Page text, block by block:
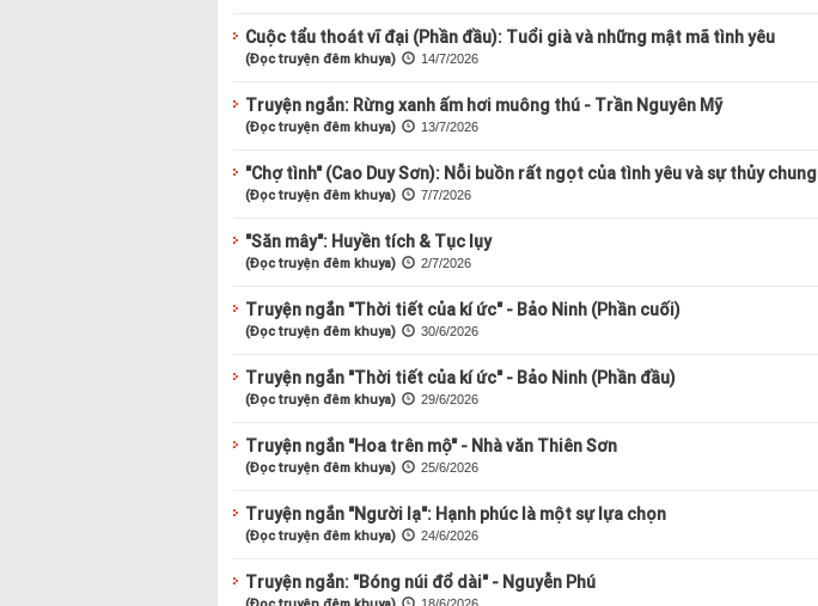
Cuộc tẩu thoát vĩ đại (Phần đầu): Tuổi già và những mật mã tình yêu
(Đọc truyện đêm khuya) 14/7/2026
Truyện ngắn: Rừng xanh ấm hơi muông thú - Trần Nguyên Mỹ
(Đọc truyện đêm khuya) 13/7/2026
"Chợ tình" (Cao Duy Sơn): Nỗi buồn rất ngọt của tình yêu và sự thủy chung
(Đọc truyện đêm khuya) 7/7/2026
"Săn mây": Huyền tích & Tục lụy
(Đọc truyện đêm khuya) 2/7/2026
Truyện ngắn "Thời tiết của kí ức" - Bảo Ninh (Phần cuối)
(Đọc truyện đêm khuya) 30/6/2026
Truyện ngắn "Thời tiết của kí ức" - Bảo Ninh (Phần đầu)
(Đọc truyện đêm khuya) 29/6/2026
Truyện ngắn "Hoa trên mộ" - Nhà văn Thiên Sơn
(Đọc truyện đêm khuya) 25/6/2026
Truyện ngắn "Người lạ": Hạnh phúc là một sự lựa chọn
(Đọc truyện đêm khuya) 24/6/2026
Truyện ngắn: "Bóng núi đổ dài" - Nguyễn Phú